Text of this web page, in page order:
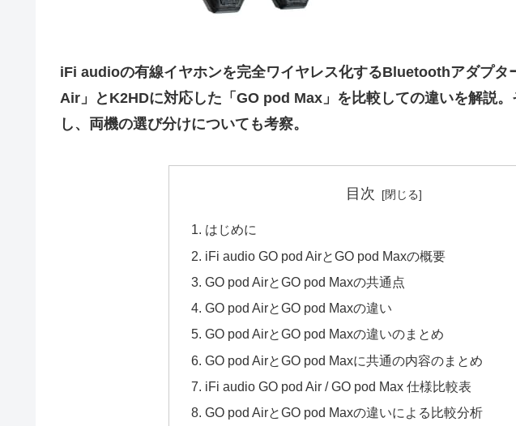
iFi audioの有線イヤホンを完全ワイヤレス化するBluetoothアダプタ
Air」とK2HDに対応した「GO pod Max」を比較しての違いを解説
し、両機の選び分けについても考察。
目次
はじめに
iFi audio GO pod AirとGO pod Maxの概要
GO pod AirとGO pod Maxの共通点
GO pod AirとGO pod Maxの違い
GO pod AirとGO pod Maxの違いのまとめ
GO pod AirとGO pod Maxに共通の内容のまとめ
iFi audio GO pod Air / GO pod Max 仕様比較表
GO pod AirとGO pod Maxの違いによる比較分析